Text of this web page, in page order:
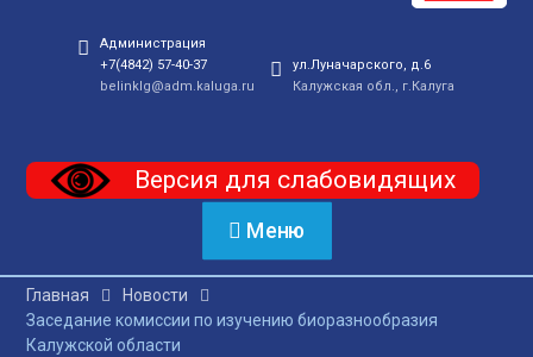
Администрация
+7(4842) 57-40-37
belinklg@adm.kaluga.ru
ул.Луначарского, д.6
Калужская обл., г.Калуга
Версия для слабовидящих
Меню
Главная
Новости
Заседание комиссии по изучению биоразнообразия
Калужской области